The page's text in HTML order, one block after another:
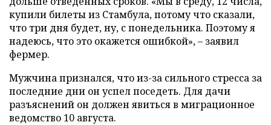
купили билеты из Стамбула, потому что сказали,
что три дня будет, ну, с понедельника. Поэтому я
надеюсь, что это окажется ошибкой», – заявил
фермер.
Мужчина признался, что из-за сильного стресса за
последние дни он успел поседеть. Для дачи
разъяснений он должен явиться в миграционное
ведомство 10 августа.